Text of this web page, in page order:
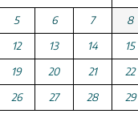
5 6 7 8
12 13 14 15
19 20 21 22
26 27 28 29